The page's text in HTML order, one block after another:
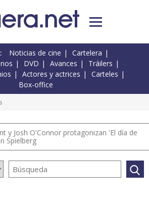
Noticias de cine
Cartelera
DVD Avances
Tráilers
Actores y actrices
Carteles
Box-office
y Josh O'Connor protagonizan 'El día de
Spielberg